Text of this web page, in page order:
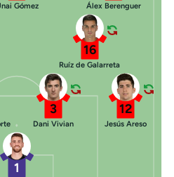
1
3
Dani Vivian
12
Jesús Areso
16
Ruíz de Galarreta
Gómez Álex Berenguer